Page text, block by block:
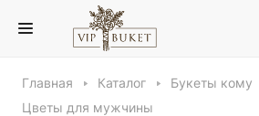
Главная Каталог
Букеты кому
Цветы для мужчины